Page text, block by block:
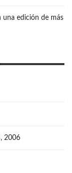
una edición de más
2006